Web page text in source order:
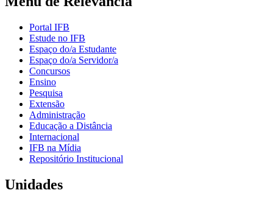
Portal IFB
Estude no IFB
Espaço do/a Estudante
Espaço do/a Servidor/a
Concursos
Ensino
Pesquisa
Extensão
Administração
Educação a Distância
Internacional
IFB na Mídia
Repositório Institucional
Unidades